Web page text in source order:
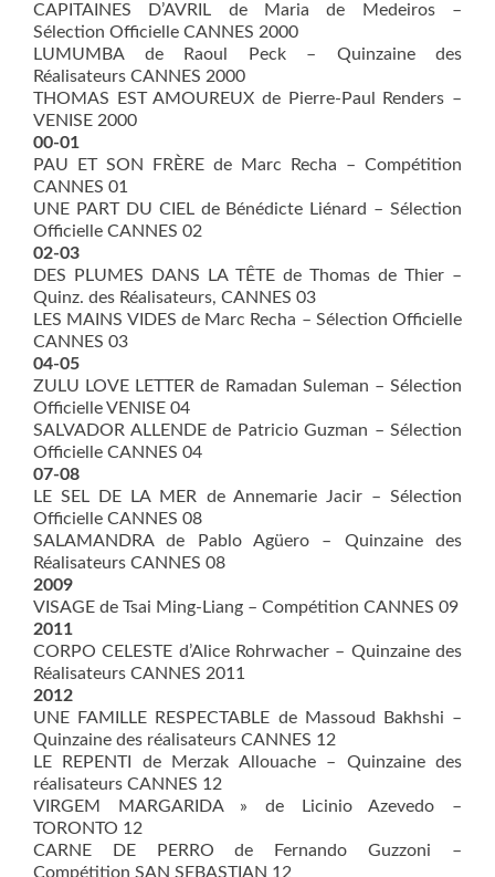
CAPITAINES D’AVRIL de Maria de Medeiros –
Sélection Officielle CANNES 2000
LUMUMBA de Raoul Peck – Quinzaine des
Réalisateurs CANNES 2000
THOMAS EST AMOUREUX de Pierre-Paul Renders –
VENISE 2000
00-01
PAU ET SON FRÈRE de Marc Recha – Compétition
CANNES 01
UNE PART DU CIEL de Bénédicte Liénard – Sélection
Officielle CANNES 02
02-03
DES PLUMES DANS LA TÊTE de Thomas de Thier –
Quinz. des Réalisateurs, CANNES 03
LES MAINS VIDES de Marc Recha – Sélection Officielle
CANNES 03
04-05
ZULU LOVE LETTER de Ramadan Suleman – Sélection
Officielle VENISE 04
SALVADOR ALLENDE de Patricio Guzman – Sélection
Officielle CANNES 04
07-08
LE SEL DE LA MER de Annemarie Jacir – Sélection
Officielle CANNES 08
SALAMANDRA de Pablo Agüero – Quinzaine des
Réalisateurs CANNES 08
2009
VISAGE de Tsai Ming-Liang – Compétition CANNES 09
2011
CORPO CELESTE d’Alice Rohrwacher – Quinzaine des
Réalisateurs CANNES 2011
2012
UNE FAMILLE RESPECTABLE de Massoud Bakhshi –
Quinzaine des réalisateurs CANNES 12
LE REPENTI de Merzak Allouache – Quinzaine des
réalisateurs CANNES 12
VIRGEM MARGARIDA » de Licinio Azevedo –
TORONTO 12
CARNE DE PERRO de Fernando Guzzoni –
Compétition SAN SEBASTIAN 12